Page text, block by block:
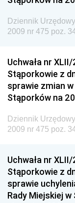
Gospodarki
Dziennik
Dziennik
Chemicznego i
Dziennik
Gospodarki
Dziennik
Społecznej
Dziennik
Dziennik
Budownictwa
Dziennik
2009 nr 475 poz.
Uchwała nr
Stąporkowie z
sprawie zmian
Stąporków na
Dziennik
2009 nr 475 poz.
Uchwała nr
Stąporkowie z
sprawie
Rady Miejskiej